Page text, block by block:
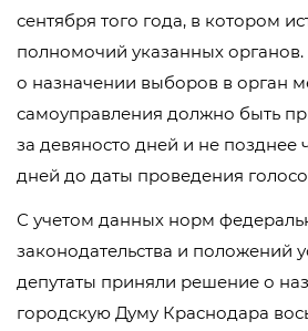
сентября того года, в котором
полномочий указанных
о назначении выборов в орган
самоуправления должно быть
за девяносто дней и не позднее
дней до даты проведения
С учетом данных норм
законодательства и положений
депутаты приняли решение о
городскую Думу Краснодара